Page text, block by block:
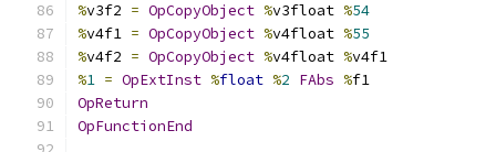
%v3f2 = OpCopyObject %v3float %54
%v4f1 = OpCopyObject %v4float %55
%v4f2 = OpCopyObject %v4float %v4f1
%1 = OpExtInst %float %2 FAbs %f1
OpReturn
OpFunctionEnd